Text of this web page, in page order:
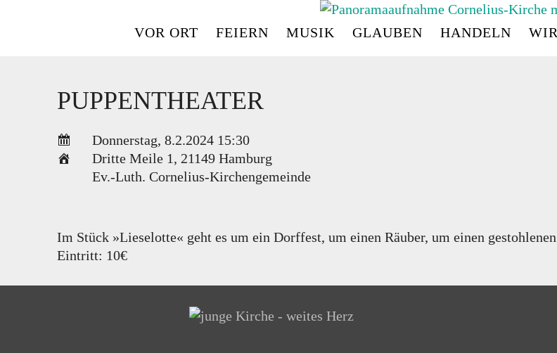
CORNELIUS
VOR ORT FEIERN MUSIK GLAUBEN HANDELN WIR
PUPPENTHEATER
Donnerstag, 8.2.2024 15:30
Dritte Meile 1, 21149 Hamburg
Ev.-Luth. Cornelius-Kirchengemeinde
Im Stück »Lieselotte« geht es um ein Dorffest, um einen Räuber, um einen
Eintritt: 10€